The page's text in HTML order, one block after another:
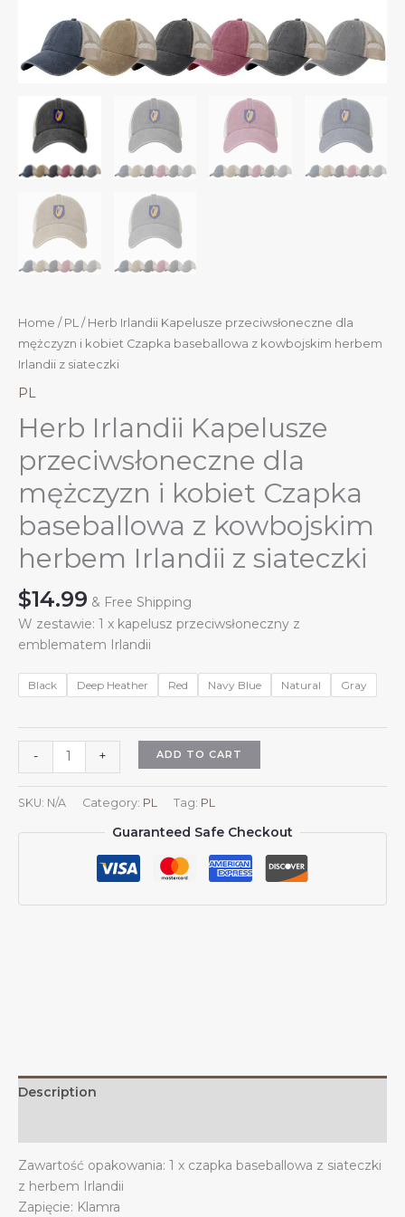
Home / PL / Herb Irlandii Kapelusze przeciwsłoneczne dla
mężczyzn i kobiet Czapka baseballowa z kowbojskim herbem
Irlandii z siateczki
PL
Herb Irlandii Kapelusze
przeciwsłoneczne dla
mężczyzn i kobiet Czapka
baseballowa z kowbojskim
herbem Irlandii z siateczki
$14.99 & Free Shipping
W zestawie: 1 x kapelusz przeciwsłoneczny z
emblematem Irlandii
Black Deep Heather Red Navy Blue Natural Gray
-
Irlandii
Kapelusze
przeciwsłoneczne
dla
quantity
+ ADD TO CART
SKU: N/A Category: PL Tag: PL
Guaranteed Safe Checkout
Description
Zawartość opakowania: 1 x czapka baseballowa z siateczki
z herbem Irlandii
Zapięcie: Klamra